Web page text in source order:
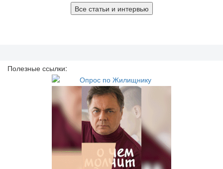
Все статьи и интервью
Полезные ссылки: